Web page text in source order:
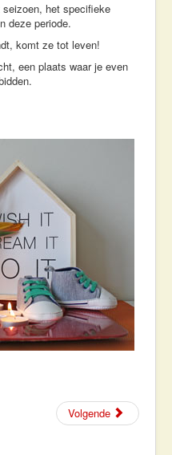
het specifieke
deze periode.
komt ze tot leven!
een plaats waar je even
Volgende